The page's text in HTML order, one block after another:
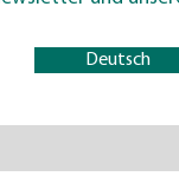
Deutsch